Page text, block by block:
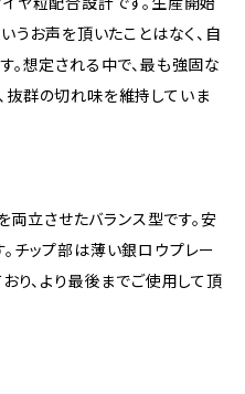
うお声を頂いたことはなく、自
。想定される中で、最も強固な
群の切れ味を維持していま
立させたバランス型です。安
チップ部は薄い銀ロウプレー
り、より最後までご使用して頂